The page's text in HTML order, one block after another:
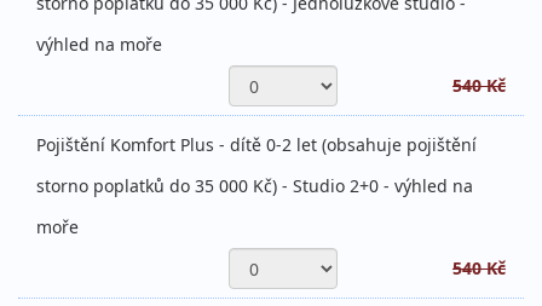
výhled na moře
540 Kč
Pojištění Komfort Plus - dítě 0-2 let (obsahuje pojištění
storno poplatků do 35 000 Kč) - Studio 2+0 - výhled na
moře
540 Kč